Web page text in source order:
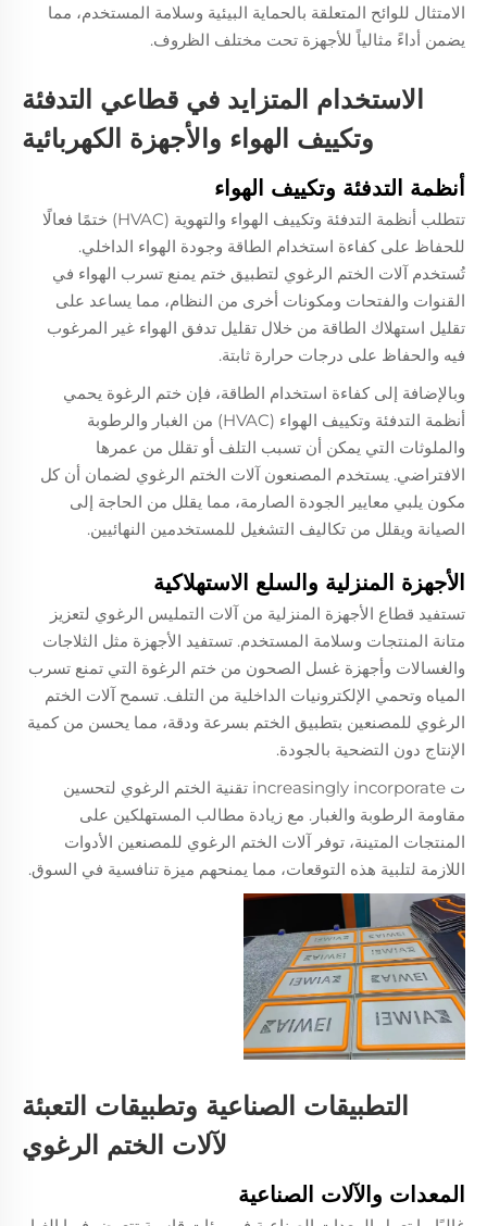
الامتثال للوائح المتعلقة بالحماية البيئية وسلامة المستخدم، مما
يضمن أداءً مثالياً للأجهزة تحت مختلف الظروف.
الاستخدام المتزايد في قطاعي التدفئة
وتكييف الهواء والأجهزة الكهربائية
أنظمة التدفئة وتكييف الهواء
تتطلب أنظمة التدفئة وتكييف الهواء والتهوية (HVAC) ختمًا فعالًا
للحفاظ على كفاءة استخدام الطاقة وجودة الهواء الداخلي.
تُستخدم آلات الختم الرغوي لتطبيق ختم يمنع تسرب الهواء في
القنوات والفتحات ومكونات أخرى من النظام، مما يساعد على
تقليل استهلاك الطاقة من خلال تقليل تدفق الهواء غير المرغوب
فيه والحفاظ على درجات حرارة ثابتة.
وبالإضافة إلى كفاءة استخدام الطاقة، فإن ختم الرغوة يحمي
أنظمة التدفئة وتكييف الهواء (HVAC) من الغبار والرطوبة
والملوثات التي يمكن أن تسبب التلف أو تقلل من عمرها
الافتراضي. يستخدم المصنعون آلات الختم الرغوي لضمان أن كل
مكون يلبي معايير الجودة الصارمة، مما يقلل من الحاجة إلى
الصيانة ويقلل من تكاليف التشغيل للمستخدمين النهائيين.
الأجهزة المنزلية والسلع الاستهلاكية
تستفيد قطاع الأجهزة المنزلية من آلات التمليس الرغوي لتعزيز
متانة المنتجات وسلامة المستخدم. تستفيد الأجهزة مثل الثلاجات
والغسالات وأجهزة غسل الصحون من ختم الرغوة التي تمنع تسرب
المياه وتحمي الإلكترونيات الداخلية من التلف. تسمح آلات الختم
الرغوي للمصنعين بتطبيق الختم بسرعة ودقة، مما يحسن من كمية
الإنتاج دون التضحية بالجودة.
ت increasingly incorporate تقنية الختم الرغوي لتحسين
مقاومة الرطوبة والغبار. مع زيادة مطالب المستهلكين على
المنتجات المتينة، توفر آلات الختم الرغوي للمصنعين الأدوات
اللازمة لتلبية هذه التوقعات، مما يمنحهم ميزة تنافسية في السوق.
التطبيقات الصناعية وتطبيقات التعبئة
لآلات الختم الرغوي
المعدات والآلات الصناعية